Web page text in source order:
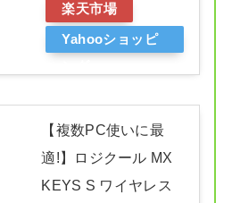
楽天市場
Yahooショッピ
【複数PC使いに最
適!】ロジクール MX
KEYS S ワイヤレス